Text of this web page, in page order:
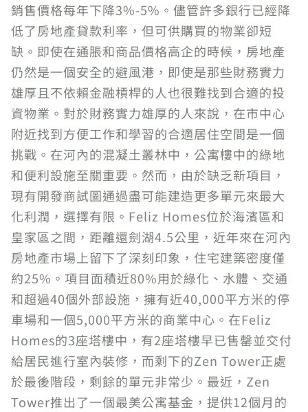
銷售價格每年下降3%-5%。儘管許多銀行已經降
低了房地產貸款利率，但可供購買的物業卻短
缺。即使在通脹和商品價格高企的時候，房地產
仍然是一個安全的避風港，即使是那些財務實力
雄厚且不依賴金融槓桿的人也很難找到合適的投
資物業。對於財務實力雄厚的人來說，在市中心
附近找到方便工作和學習的合適居住空間是一個
挑戰。在河內的混凝土叢林中，公寓樓中的綠地
和便利設施至關重要。然而，由於缺乏新項目，
現有開發商試圖通過盡可能建造更多單元來最大
化利潤，選擇有限。Feliz Homes位於海濱區和
皇家區之間，距離還劍湖4.5公里，近年來在河內
房地產市場上留下了深刻印象，住宅建築密度僅
約25%。項目面積近80%用於綠化、水體、交通
和超過40個外部設施，擁有近40,000平方米的停
車場和一個5,000平方米的商業中心。在Feliz
Homes的3座塔樓中，有2座塔樓早已售罄並交付
給居民進行室內裝修，而剩下的Zen Tower正處
於最後階段，剩餘的單元非常少。最近，Zen
Tower推出了一個最美公寓基金，提供12個月的